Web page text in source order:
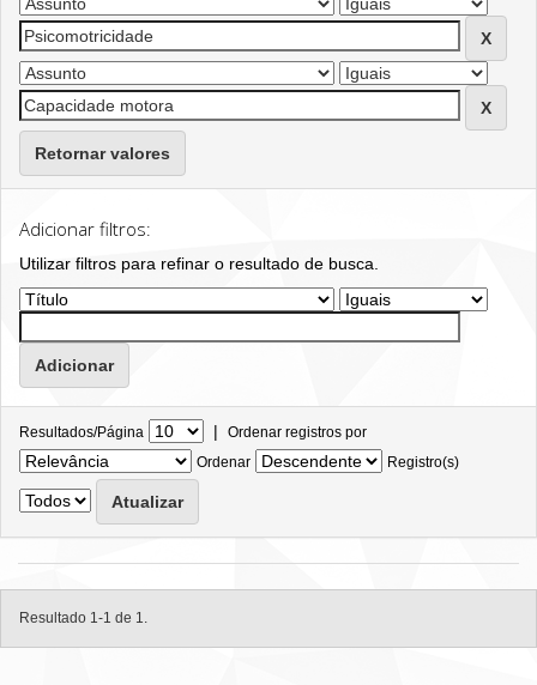
Retornar valores
Adicionar filtros:
Utilizar filtros para refinar o resultado de busca.
Resultados/Página | Ordenar registros por
Ordenar
Registro(s)
Resultado 1-1 de 1.